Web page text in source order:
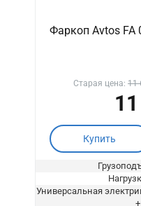
Фаркоп Avtos FA
Старая цена: 11
Купить
Универсальная